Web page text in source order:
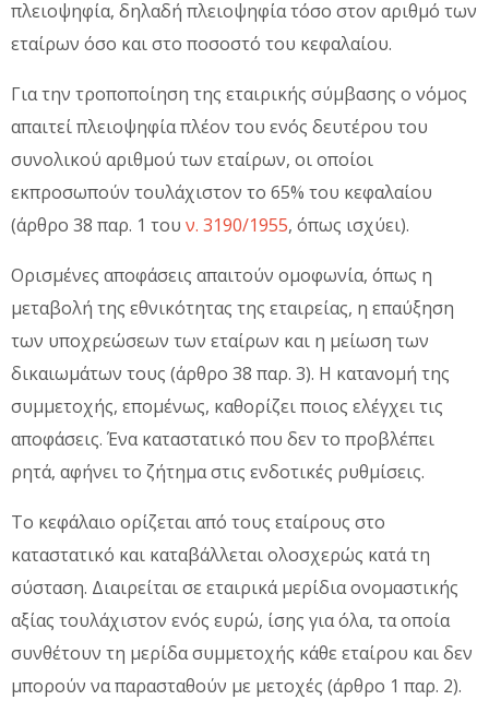
πλειοψηφία, δηλαδή πλειοψηφία τόσο στον αριθμό των
εταίρων όσο και στο ποσοστό του κεφαλαίου.
Για την τροποποίηση της εταιρικής σύμβασης ο νόμος
απαιτεί πλειοψηφία πλέον του ενός δευτέρου του
συνολικού αριθμού των εταίρων, οι οποίοι
εκπροσωπούν τουλάχιστον το 65% του κεφαλαίου
(άρθρο 38 παρ. 1 του ν. 3190/1955, όπως ισχύει).
Ορισμένες αποφάσεις απαιτούν ομοφωνία, όπως η
μεταβολή της εθνικότητας της εταιρείας, η επαύξηση
των υποχρεώσεων των εταίρων και η μείωση των
δικαιωμάτων τους (άρθρο 38 παρ. 3). Η κατανομή της
συμμετοχής, επομένως, καθορίζει ποιος ελέγχει τις
αποφάσεις. Ένα καταστατικό που δεν το προβλέπει
ρητά, αφήνει το ζήτημα στις ενδοτικές ρυθμίσεις.
Το κεφάλαιο ορίζεται από τους εταίρους στο
καταστατικό και καταβάλλεται ολοσχερώς κατά τη
σύσταση. Διαιρείται σε εταιρικά μερίδια ονομαστικής
αξίας τουλάχιστον ενός ευρώ, ίσης για όλα, τα οποία
συνθέτουν τη μερίδα συμμετοχής κάθε εταίρου και δεν
μπορούν να παρασταθούν με μετοχές (άρθρο 1 παρ. 2).